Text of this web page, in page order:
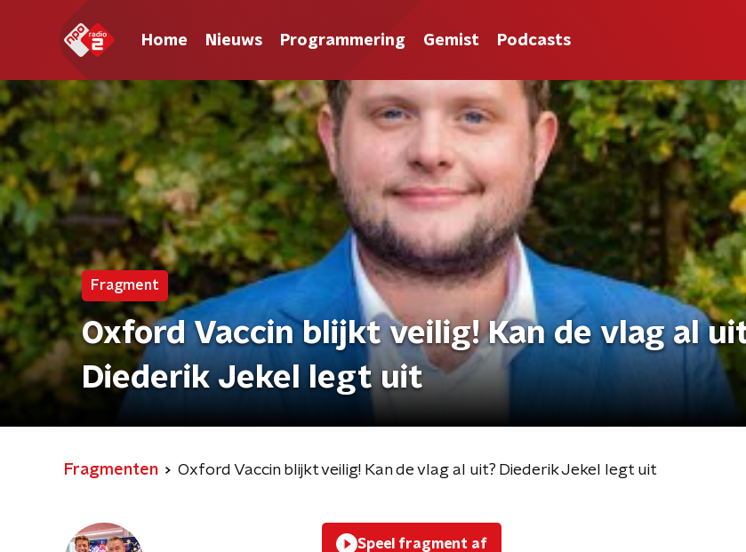
Home Nieuws Programmering Gemist Podcasts
Fragment
Oxford Vaccin blijkt veilig! Kan de vlag al
Diederik Jekel legt uit
Fragmenten Oxford Vaccin blijkt veilig! Kan de vlag al uit? Diederik Jekel legt uit
Speel fragment af